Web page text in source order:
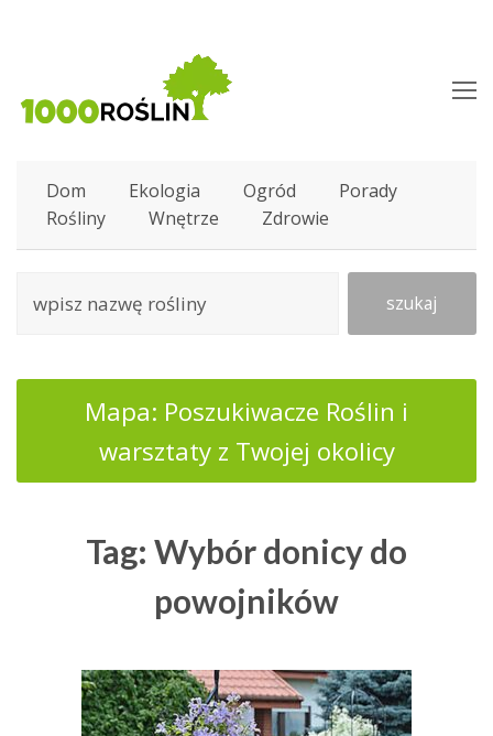
Dom Ekologia Ogród
Porady
Rośliny
Wnętrze Zdrowie
szukaj
Mapa: Poszukiwacze Roślin i
warsztaty z Twojej okolicy
Tag: Wybór donicy do
powojników